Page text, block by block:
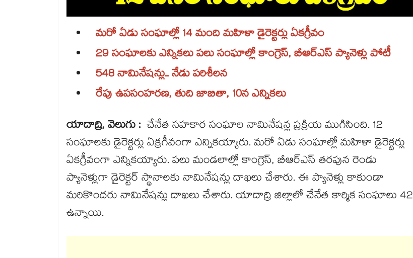
మరో ఏడు సంఘాల్లో 14 మంది మహిళా డైరెక్టర్లు ఏకగ్రీవం
29 సంఘాలకు ఎన్నికలు పలు సంఘాల్లో కాంగ్రెస్​, బీఆర్​ఎస్​ ప్యానెళ్లు పోటీ
548 నామినేషన్లు.. నేడు పరిశీలన
రేపు ఉపసంహరణ, తుది జాబితా, 10న ఎన్నికలు
యాదాద్రి, వెలుగు : చేనేత సహకార సంఘాల నామినేషన్ల ప్రక్రియ ముగిసింది. 12
సంఘాలకు డైరెక్టర్లు ఏక్రగీవంగా ఎన్నికయ్యారు. మరో ఏడు సంఘాల్లో మహిళా డైరెక్టర్లు
ఏకగ్రీవంగా ఎన్నికయ్యారు. పలు మండలాల్లో కాంగ్రెస్​, బీఆర్​ఎస్​ తరపున రెండు
ప్యానెళ్లుగా డైరెక్టర్​ స్థానాలకు నామినేషన్లు దాఖలు చేశారు. ఈ ప్యానెళ్లు కాకుండా
మరికొందరు నామినేషన్లు దాఖలు చేశారు. యాదాద్రి జిల్లాలో చేనేత కార్మిక సంఘాలు 42
ఉన్నాయి.